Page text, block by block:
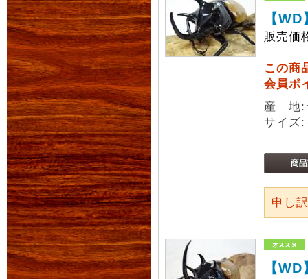
【
販売価
この商
会員ポ
産 地:
サイ
申し
【